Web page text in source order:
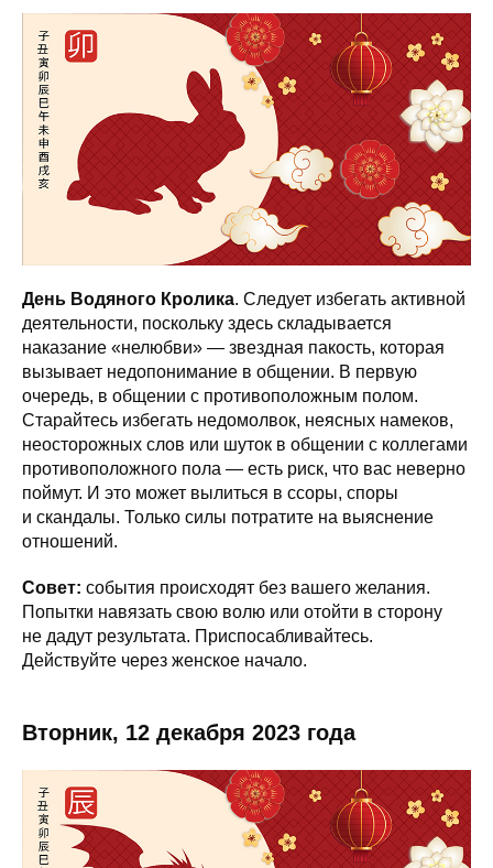
День Водяного Кролика. Следует избегать активной
деятельности, поскольку здесь складывается
наказание «нелюбви» — звездная пакость, которая
вызывает недопонимание в общении. В первую
очередь, в общении с противоположным полом.
Старайтесь избегать недомолвок, неясных намеков,
неосторожных слов или шуток в общении с коллегами
противоположного пола — есть риск, что вас неверно
поймут. И это может вылиться в ссоры, споры
и скандалы. Только силы потратите на выяснение
отношений.
Совет: события происходят без вашего желания.
Попытки навязать свою волю или отойти в сторону
не дадут результата. Приспосабливайтесь.
Действуйте через женское начало.
Вторник, 12 декабря 2023 года